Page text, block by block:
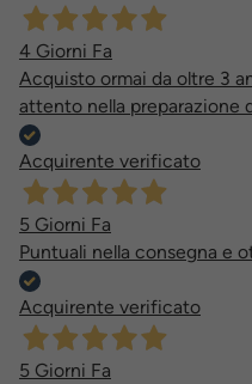
4 Giorni Fa
Acquisto ormai da oltre 3
attento nella preparazione
Acquirente verificato
5 Giorni Fa
Puntuali nella consegna e
Acquirente verificato
5 Giorni Fa